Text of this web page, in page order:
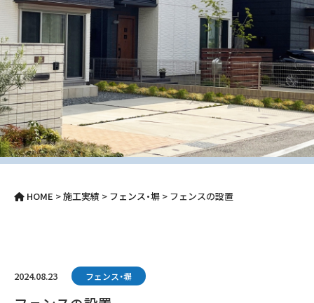
HOME >施工実績 > フェンス・塀 > フェンスの設置
2024.08.23 フェンス・塀